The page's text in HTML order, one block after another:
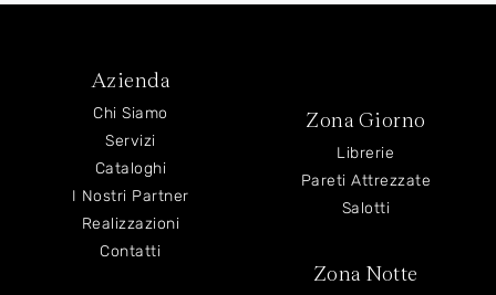
Azienda
Chi Siamo
Servizi
Cataloghi
I Nostri Partner
Realizzazioni
Contatti
Zona Giorno
Librerie
Pareti Attrezzate
Salotti
Zona Notte